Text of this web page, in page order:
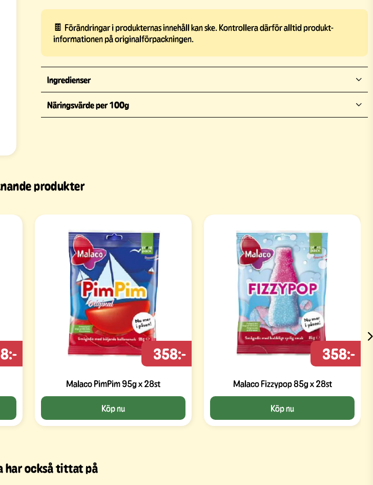
🍫 Förändringar i produkternas innehåll kan ske. Kontrollera därför alltid produkt-
informationen på originalförpackningen.
Ingredienser
Näringsvärde per 100g
produkter
Malaco PimPim 95g x 28st
358:-
Köp nu
Malaco Fizzypop 85g x 28st
358:-
Köp nu
har också tittat på